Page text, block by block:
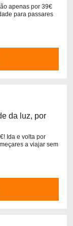
apenas por 39€
para passares
da luz, por
Ida e volta por
a viajar sem